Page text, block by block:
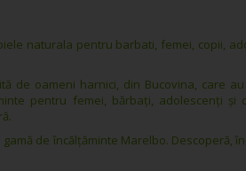
naturala pentru barbati, femei, copii,
de oameni harnici, din Bucovina, care
pentru femei, bărbați, adolescenți și
de încălțăminte Marelbo. Descoperă,
Google.ro